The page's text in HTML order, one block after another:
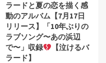
ラードと夏の恋を描く感
動のアルバム【7月17日
リリース】「10年ぶりの
ラブソング〜あの浜辺
で〜」収録
【泣けるバ
ラード】